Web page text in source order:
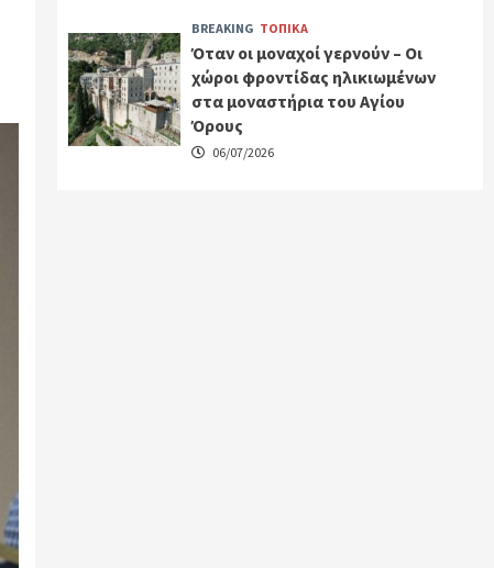
BREAKING ΤΟΠΙΚΑ
Όταν οι μοναχοί γερνούν – Οι
χώροι φροντίδας ηλικιωμένων
στα μοναστήρια του Αγίου
Όρους
06/07/2026